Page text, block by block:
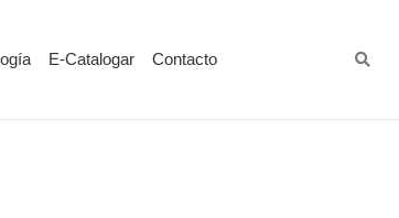
E-Catalogar Contacto